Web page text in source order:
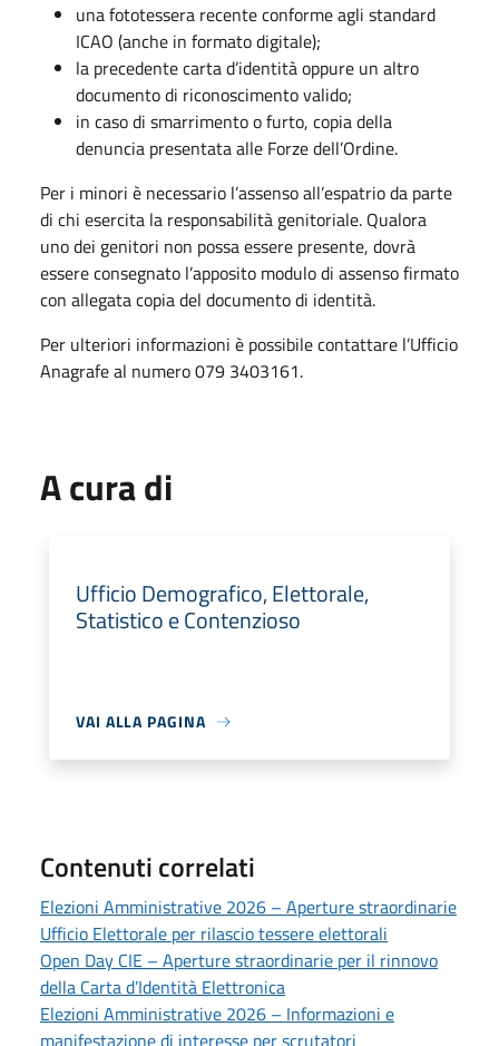
una fototessera recente conforme agli standard
ICAO (anche in formato digitale);
la precedente carta d’identità oppure un altro
documento di riconoscimento valido;
in caso di smarrimento o furto, copia della
denuncia presentata alle Forze dell’Ordine.
Per i minori è necessario l’assenso all’espatrio da parte
di chi esercita la responsabilità genitoriale. Qualora
uno dei genitori non possa essere presente, dovrà
essere consegnato l’apposito modulo di assenso firmato
con allegata copia del documento di identità.
Per ulteriori informazioni è possibile contattare l’Ufficio
Anagrafe al numero 079 3403161.
A cura di
Ufficio Demografico, Elettorale,
Statistico e Contenzioso
VAI ALLA PAGINA
Contenuti correlati
Elezioni Amministrative 2026 – Aperture straordinarie
Ufficio Elettorale per rilascio tessere elettorali
Open Day CIE – Aperture straordinarie per il rinnovo
della Carta d’Identità Elettronica
Elezioni Amministrative 2026 – Informazioni e
manifestazione di interesse per scrutatori